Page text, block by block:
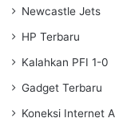
Newcastle Jets
HP Terbaru
Kalahkan PFI 1-0
Gadget Terbaru
Koneksi Internet